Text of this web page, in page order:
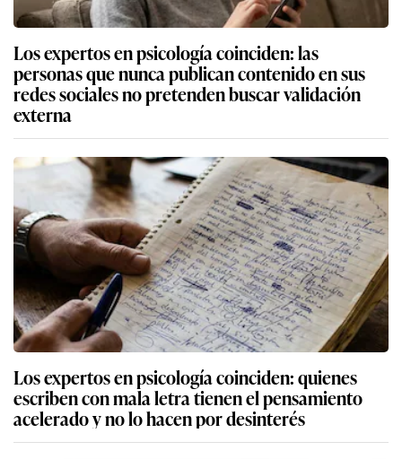
Los expertos en psicología coinciden: las
personas que nunca publican contenido en sus
redes sociales no pretenden buscar validación
externa
Los expertos en psicología coinciden: quienes
escriben con mala letra tienen el pensamiento
acelerado y no lo hacen por desinterés